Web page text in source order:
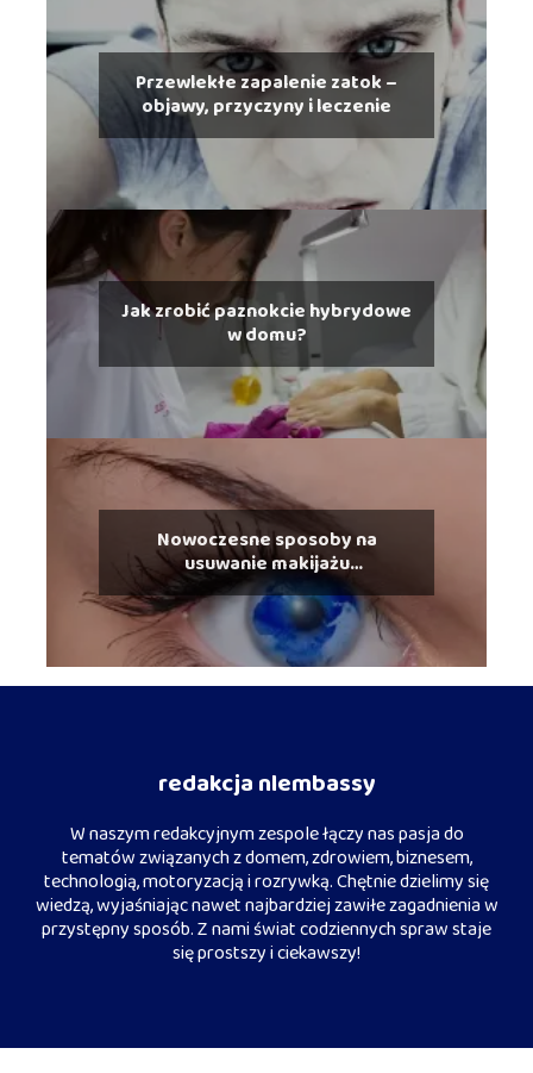
Przewlekłe zapalenie zatok –
objawy, przyczyny i leczenie
Jak zrobić paznokcie hybrydowe
w domu?
Nowoczesne sposoby na
usuwanie makijażu
permanentnego
redakcja nlembassy
W naszym redakcyjnym zespole łączy nas pasja do
tematów związanych z domem, zdrowiem, biznesem,
technologią, motoryzacją i rozrywką. Chętnie dzielimy się
wiedzą, wyjaśniając nawet najbardziej zawiłe zagadnienia w
przystępny sposób. Z nami świat codziennych spraw staje
się prostszy i ciekawszy!